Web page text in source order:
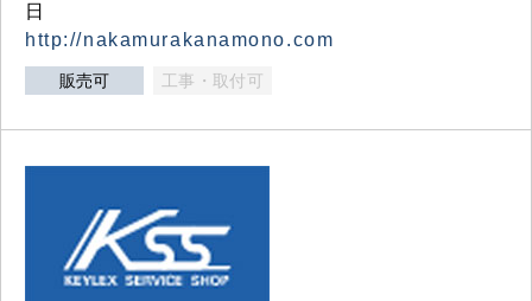
日
http://nakamurakanamono.com
販売可 工事・取付可